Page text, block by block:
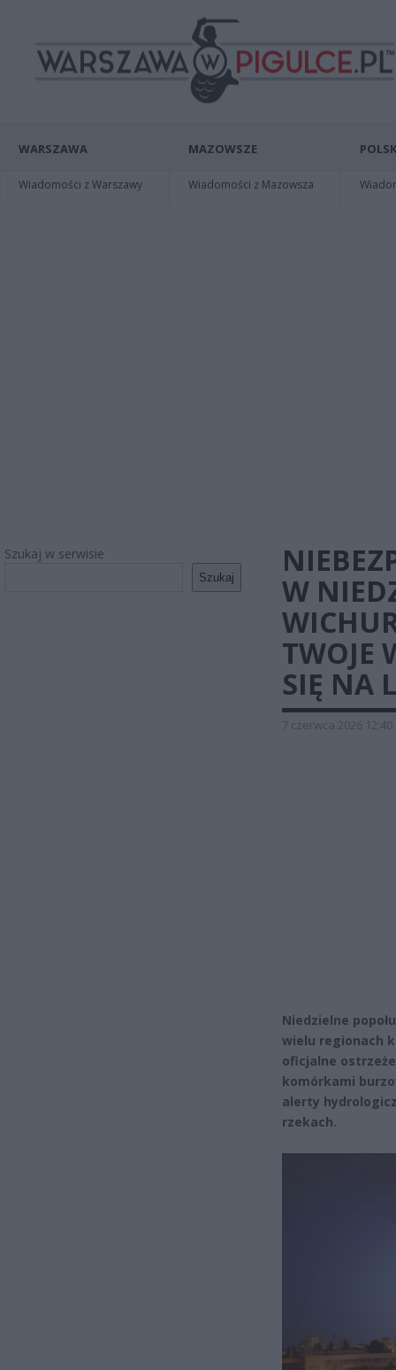
WARSZAWA
Wiadomości z Warszawy
MAZOWSZE
Wiadomości z Mazowsza
Szukaj w serwisie
Szukaj
W
TWOJE
SIĘ NA
7 czerwca 2026 12:40
Niedzielne
wielu regionach
oficjalne
komórkami
alerty
rzekach.